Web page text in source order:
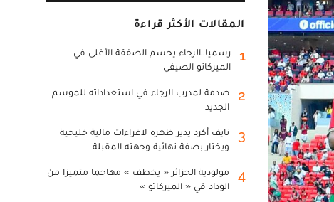
المقالات الأكثر قراءة
1
رسميا..الرجاء يحسم الصفقة الأغلى في
الميركاتو الصيفي
2
صدمة لمدرب الرجاء في استعداداته للموسم
الجديد
3
نايف أكرد يدير ظهره لاغراءات مالية خليجية
ويختار بصفة نهائية وجهته المقبلة
4
مولودية الجزائر « يخطف » مهاجما متميزا من
الوداد في « الميركاتو »